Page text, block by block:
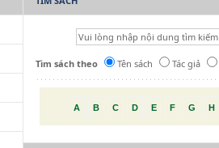
Tìm sách theo Tên sách Tác giả
A B C D E F G H